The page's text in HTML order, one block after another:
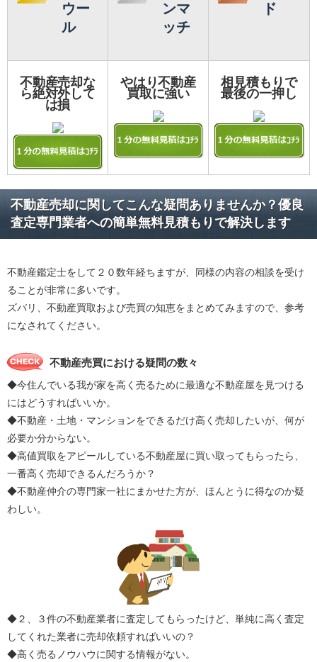
ウー
ル
ンマ
ッチ
ド
不動産売却な
ら絶対外して
は損
やはり不動産
買取に強い
相見積もりで
最後の一押し
不動産売却に関してこんな疑問ありませんか？優良
査定専門業者への簡単無料見積もりで解決します
不動産鑑定士をして２０数年経ちますが、同様の内容の相談を受け
ることが非常に多いです。
ズバリ、不動産買取および売買の知恵をまとめてみますので、参考
になされてください。
不動産売買における疑問の数々
◆今住んでいる我が家を高く売るために最適な不動産屋を見つける
にはどうすればいいか。
◆不動産・土地・マンションをできるだけ高く売却したいが、何が
必要か分からない。
◆高値買取をアピールしている不動産屋に買い取ってもらったら、
一番高く売却できるんだろうか？
◆不動産仲介の専門家一社にまかせた方が、ほんとうに得なのか疑
わしい。
◆２、３件の不動産業者に査定してもらったけど、単純に高く査定
してくれた業者に売却依頼すればいいの？
◆高く売るノウハウに関する情報がない。